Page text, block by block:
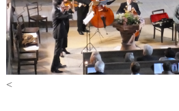
<